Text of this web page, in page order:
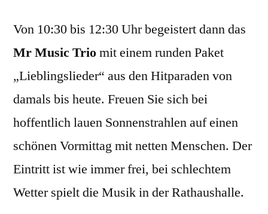
Von 10:30 bis 12:30 Uhr begeistert dann das
Mr Music Triomit einem runden Paket
„Lieblingslieder“ aus den Hitparaden von
damals bis heute. Freuen Sie sich bei
hoffentlich lauen Sonnenstrahlen auf einen
schönen Vormittag mit netten Menschen. Der
Eintritt ist wie immer frei, bei schlechtem
Wetter spielt die Musik in der Rathaushalle.